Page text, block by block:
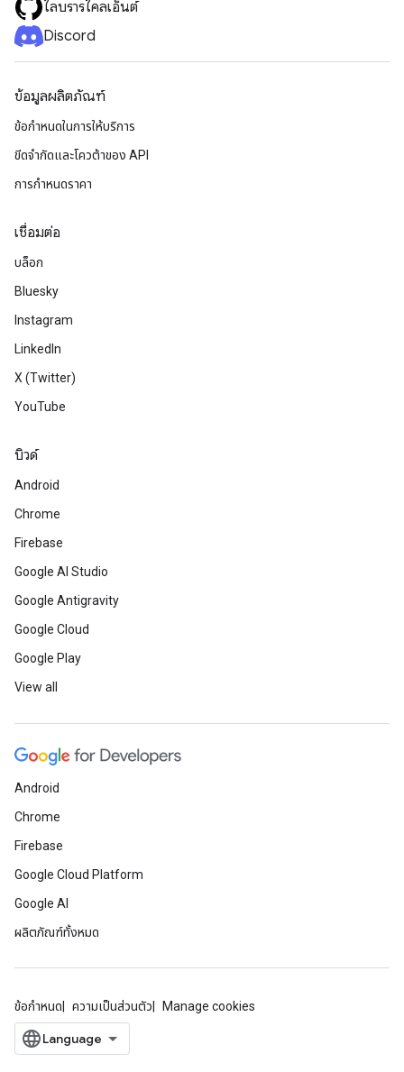
ไลบรารีไคลเอ็นต์
Discord
ข้อมูลผลิตภัณฑ์
ข้อกำหนดในการให้บริการ
ขีดจํากัดและโควต้าของ API
การกำหนดราคา
เชื่อมต่อ
บล็อก
Bluesky
Instagram
LinkedIn
X (Twitter)
YouTube
บิวด์
Android
Chrome
Firebase
Google AI Studio
Google Antigravity
Google Cloud
Google Play
View all
Android
Chrome
Firebase
Google Cloud Platform
Google AI
ผลิตภัณฑ์ทั้งหมด
ข้อกำหนด ความเป็นส่วนตัว Manage cookies